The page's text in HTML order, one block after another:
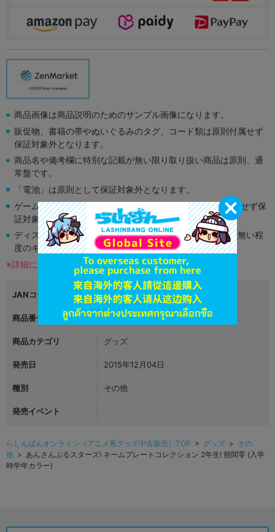
商品画像は商品説明のためのサンプル画像になります。
販促物、書籍の帯やぬいぐるみのタグ、コード類は原則付属せず
保証対象外となります。
商品名や備考欄に特別な記載が無い限り取り扱い商品は原則、通
常盤です。
「電池」は原則として保証対象外となります。
ゲーム機本体には、SDカードなどのメモリーカードは付属せず保
証対象外となります。
ディスク類の読み取り面のキズに関しまして再生に支障が無い程
度のキズがある場合がございます。
※詳細につきましてはコチラ
JANコード 4970381354862
商品番号 L00938261
商品カテゴリ グッズ
発売日 2015年12月04日
種別 その他
発売イベント
らしんばんオンライン（アニメ系グッズ中古販売）TOP > グッズ > その
他 > あんさんぶるスターズ! ネームプレートコレクション 2年生! 朔間零 (入学
時学年カラー)